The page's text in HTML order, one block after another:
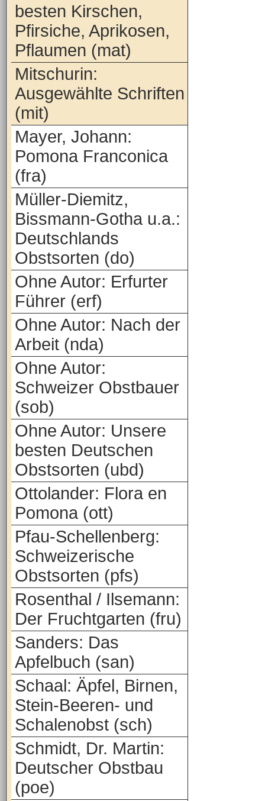
besten Kirschen,
Pfirsiche, Aprikosen,
Pflaumen (mat)
Mitschurin:
Ausgewählte Schriften
(mit)
Mayer, Johann:
Pomona Franconica
(fra)
Müller-Diemitz,
Bissmann-Gotha u.a.:
Deutschlands
Obstsorten (do)
Ohne Autor: Erfurter
Führer (erf)
Ohne Autor: Nach der
Arbeit (nda)
Ohne Autor:
Schweizer Obstbauer
(sob)
Ohne Autor: Unsere
besten Deutschen
Obstsorten (ubd)
Ottolander: Flora en
Pomona (ott)
Pfau-Schellenberg:
Schweizerische
Obstsorten (pfs)
Rosenthal / Ilsemann:
Der Fruchtgarten (fru)
Sanders: Das
Apfelbuch (san)
Schaal: Äpfel, Birnen,
Stein-Beeren- und
Schalenobst (sch)
Schmidt, Dr. Martin:
Deutscher Obstbau
(poe)